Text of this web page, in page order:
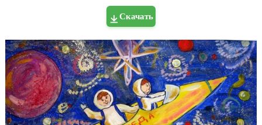
Скачать